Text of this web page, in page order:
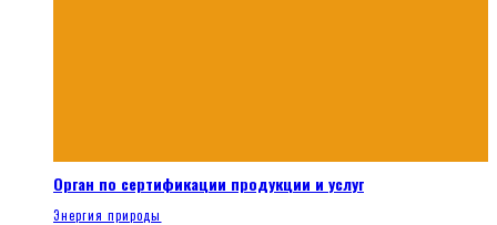
Орган по сертификации продукции и услуг
Энергия природы